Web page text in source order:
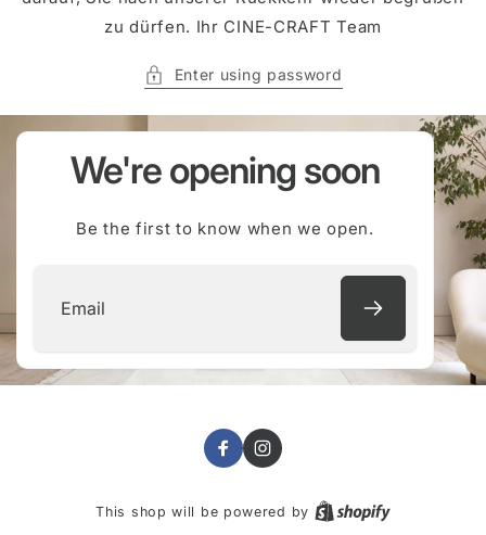
zu dürfen. Ihr CINE-CRAFT Team
Enter using password
We're opening soon
Be the first to know when we open.
FacebookInstagram
This shop will be powered by